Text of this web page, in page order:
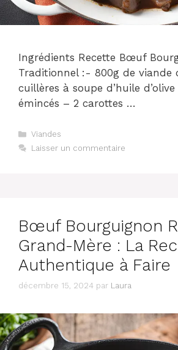
Ingrédients Recette Bœuf
Traditionnel :- 800g de
cuillères à soupe d’huile
émincés – 2 carottes …
Catégories
Viandes
Laisser un commentaire
Bœuf Bourguignon
Grand-Mère : La
Authentique à Faire
décembre 15, 2024 par Laura